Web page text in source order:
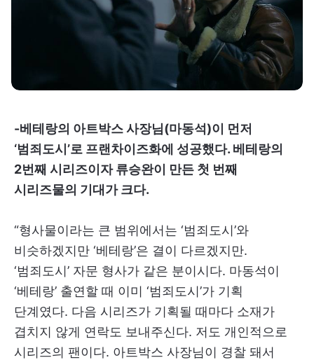
-베테랑의 아트박스 사장님(마동석)이 먼저
‘범죄도시’로 프랜차이즈화에 성공했다. 베테랑의
2번째 시리즈이자 류승완이 만든 첫 번째
시리즈물의 기대가 크다.
“형사물이라는 큰 범위에서는 ‘범죄도시’와
비슷하겠지만 ‘베테랑’은 결이 다르겠지만.
‘범죄도시’ 자문 형사가 같은 분이시다. 마동석이
‘베테랑’ 출연할 때 이미 ‘범죄도시’가 기획
단계였다. 다음 시리즈가 기획될 때마다 소재가
겹치지 않게 연락도 보내주신다. 저도 개인적으로
시리즈의 팬이다. 아트박스 사장님이 경찰 돼서